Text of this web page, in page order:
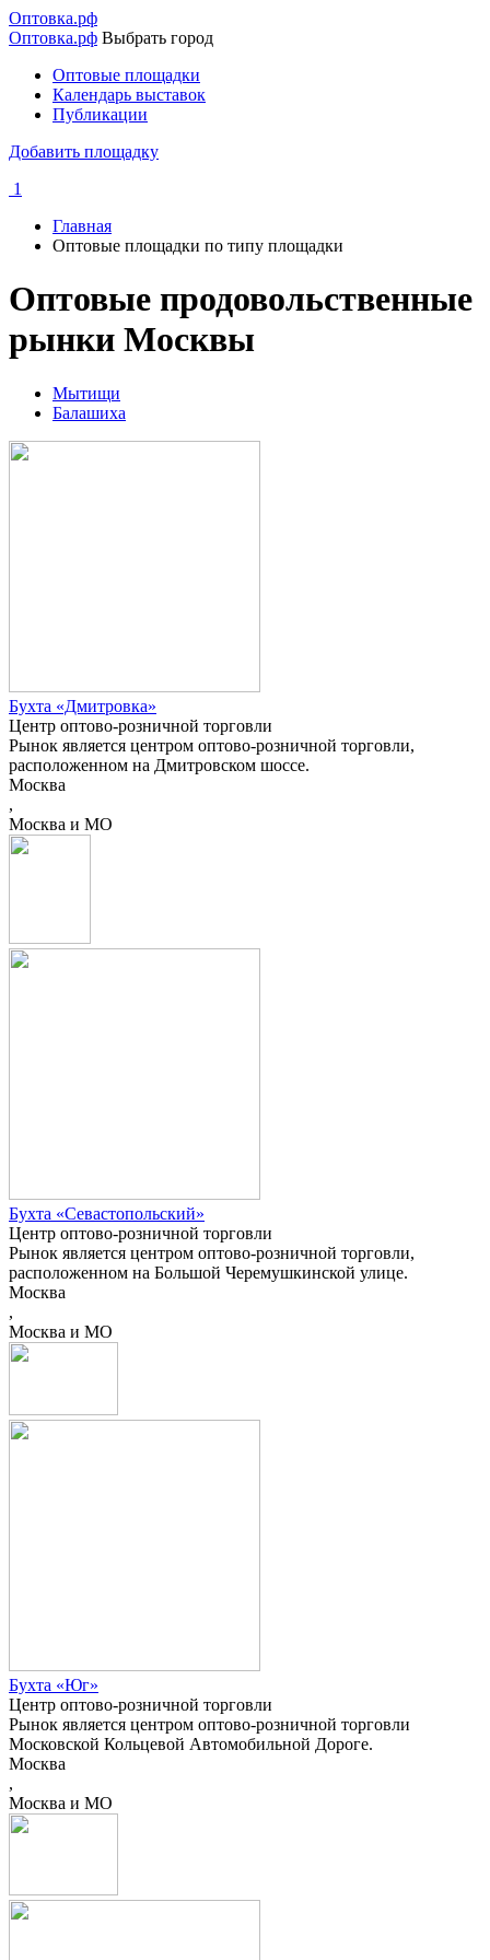
Перейти
к
содержанию
Оптовка.рф
Оптовка.рф Выбрать город
Основная
навигация
Оптовые площадки
Календарь выставок
Публикации
Добавить площадку
1
Строка
навигации
Главная
Оптовые площадки по типу площадки
Оптовые продовольственные
рынки Москвы
Мытищи
Балашиха
Бухта «Дмитровка»
Центр оптово-розничной торговли
Рынок является центром оптово-розничной торговли,
расположенном на Дмитровском шоссе.
Москва
,
Москва и МО
Бухта «Севастопольский»
Центр оптово-розничной торговли
Рынок является центром оптово-розничной торговли,
расположенном на Большой Черемушкинской улице.
Москва
,
Москва и МО
Бухта «Юг»
Центр оптово-розничной торговли
Рынок является центром оптово-розничной торговли
Московской Кольцевой Автомобильной Дороге.
Москва
,
Москва и МО